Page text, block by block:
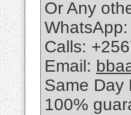
Or Any
Calls:
Email:
Same Day
100%